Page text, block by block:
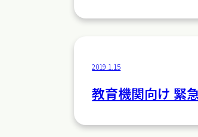
2019.1.15
教育機関向け 緊